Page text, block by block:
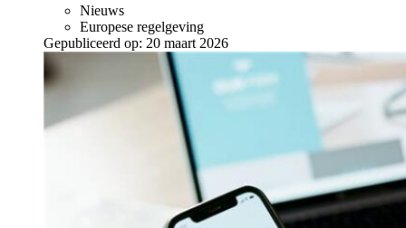
Nieuws
Europese regelgeving
Gepubliceerd op: 20 maart 2026